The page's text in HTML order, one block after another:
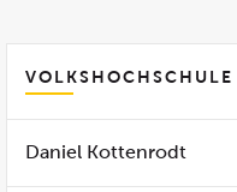
VOLKSHOCHSCHULE
Daniel Kottenrodt